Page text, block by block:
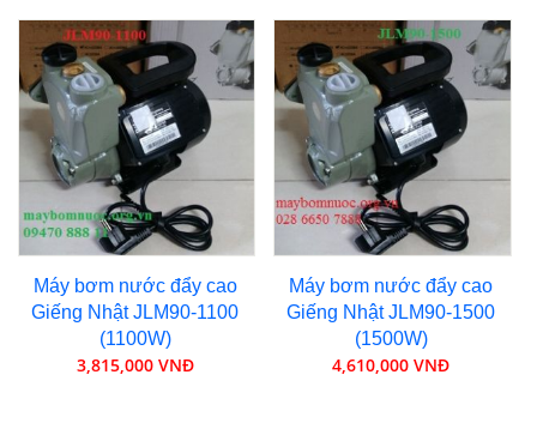
Máy bơm nước đẩy cao
Giếng Nhật JLM90-1100
(1100W)
3,815,000 VNĐ
Máy bơm nước đẩy cao
Giếng Nhật JLM90-1500
(1500W)
4,610,000 VNĐ